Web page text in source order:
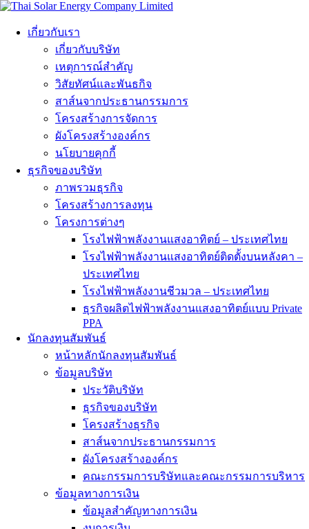
เกี่ยวกับเรา
เกี่ยวกับบริษัท
เหตุการณ์สำคัญ
วิสัยทัศน์และพันธกิจ
สาส์นจากประธานกรรมการ
โครงสร้างการจัดการ
ผังโครงสร้างองค์กร
นโยบายคุกกี้
ธุรกิจของบริษัท
ภาพรวมธุรกิจ
โครงสร้างการลงทุน
โครงการต่างๆ
โรงไฟฟ้าพลังงานแสงอาทิตย์ – ประเทศไทย
โรงไฟฟ้าพลังงานแสงอาทิตย์ติดตั้งบนหลังคา –
ประเทศไทย
โรงไฟฟ้าพลังงานชีวมวล – ประเทศไทย
ธุรกิจผลิตไฟฟ้าพลังงานแสงอาทิตย์แบบ Private
PPA
นักลงทุนสัมพันธ์
หน้าหลักนักลงทุนสัมพันธ์
ข้อมูลบริษัท
ประวัติบริษัท
ธุรกิจของบริษัท
โครงสร้างธุรกิจ
สาส์นจากประธานกรรมการ
ผังโครงสร้างองค์กร
คณะกรรมการบริษัทและคณะกรรมการบริหาร
ข้อมูลทางการเงิน
ข้อมูลสำคัญทางการเงิน